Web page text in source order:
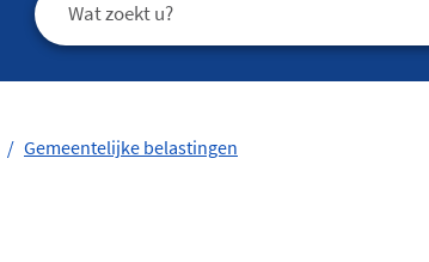
Gemeentelijke belastingen